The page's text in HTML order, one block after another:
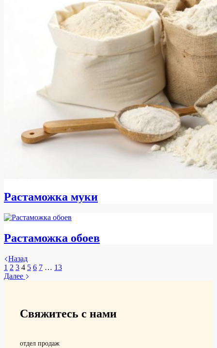
Растаможка муки
Растаможка обоев
Назад
1 2 3 4 5 6 7 … 13
Далее
Свяжитесь с нами
отдел продаж